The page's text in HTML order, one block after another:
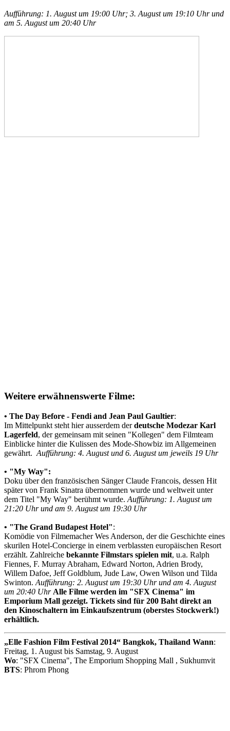
Aufführung: 1. August um 19:00 Uhr; 3. August um 19:10 Uhr und
am 5. August um 20:40 Uhr
Weitere erwähnenswerte Filme:
• The Day Before - Fendi and Jean Paul Gaultier:
Im Mittelpunkt steht hier ausserdem derdeutsche Modezar Karl
Lagerfeld, der gemeinsam mit seinen "Kollegen" dem Filmteam
Einblicke hinter die Kulissen des Mode-Showbiz im Allgemeinen
gewährt. Aufführung: 4. August und 6. August um jeweils 19 Uhr
• "My Way":
Doku über den französischen Sänger Claude Francois, dessen Hit
später von Frank Sinatra übernommen wurde und weltweit unter
dem Titel "My Way" berühmt wurde. Aufführung: 1. August um
21:20 Uhr und am 9. August um 19:30 Uhr
• "The Grand Budapest Hotel":
Komödie von Filmemacher Wes Anderson, der die Geschichte eines
skurilen Hotel-Concierge in einem verblassten europäischen Resort
erzählt. Zahlreiche bekannte Filmstars spielen mit, u.a. Ralph
Fiennes, F. Murray Abraham, Edward Norton, Adrien Brody,
Willem Dafoe, Jeff Goldblum, Jude Law, Owen Wilson und Tilda
Swinton. Aufführung: 2. August um 19:30 Uhr und am 4. August
um 20:40 Uhr Alle Filme werden im "SFX Cinema" im
Emporium Mall gezeigt. Tickets sind für 200 Baht direkt an
den Kinoschaltern im Einkaufszentrum (oberstes Stockwerk!)
erhältlich.
„Elle Fashion Film Festival 2014“ Bangkok, Thailand Wann:
Freitag, 1. August bis Samstag, 9. August
Wo: "SFX Cinema", The Emporium Shopping Mall , Sukhumvit
BTS: Phrom Phong